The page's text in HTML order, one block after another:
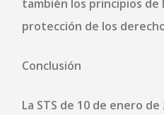
también los principios de
protección de los
Conclusión
La STS de 10 de enero